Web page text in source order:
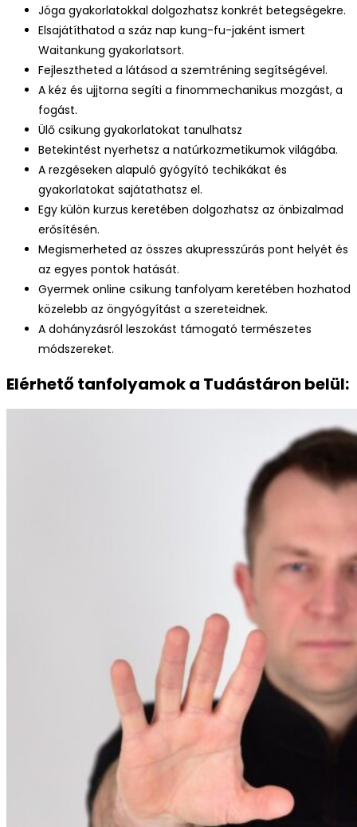
Jóga gyakorlatokkal dolgozhatsz konkrét betegségekre.
Elsajátíthatod a száz nap kung-fu-jaként ismert
Waitankung gyakorlatsort.
Fejlesztheted a látásod a szemtréning segítségével.
A kéz és ujjtorna segíti a finommechanikus mozgást, a
fogást.
Ülő csikung gyakorlatokat tanulhatsz
Betekintést nyerhetsz a natúrkozmetikumok világába.
A rezgéseken alapuló gyógyító techikákat és
gyakorlatokat sajátathatsz el.
Egy külön kurzus keretében dolgozhatsz az önbizalmad
erősítésén.
Megismerheted az összes akupresszúrás pont helyét és
az egyes pontok hatását.
Gyermek online csikung tanfolyam keretében hozhatod
közelebb az öngyógyítást a szereteidnek.
A dohányzásról leszokást támogató természetes
módszereket.
Elérhető tanfolyamok a Tudástáron belül: